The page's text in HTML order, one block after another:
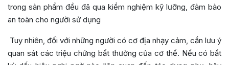
trong sản phẩm đều đã qua kiểm nghiệm kỹ lưỡng, đảm bảo
an toàn cho người sử dụng
Tuy nhiên, đối với những người có cơ địa nhạy cảm, cần lưu ý
quan sát các triệu chứng bất thường của cơ thể. Nếu có bất